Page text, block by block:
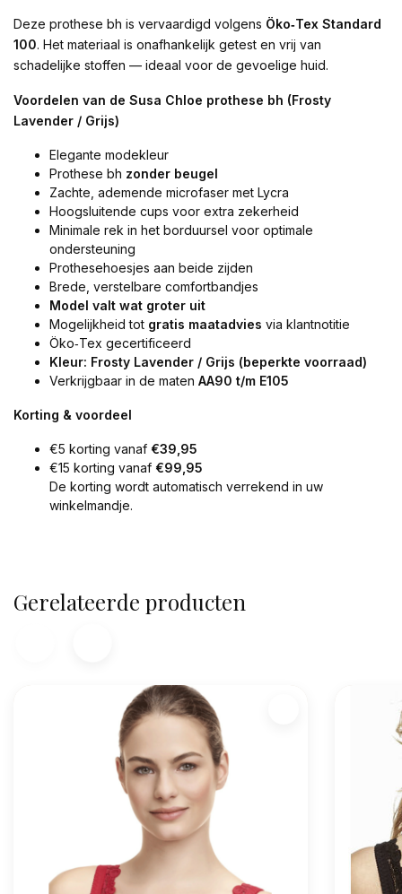
Deze prothese bh is vervaardigd volgens Öko‑Tex Standard
100. Het materiaal is onafhankelijk getest en vrij van
schadelijke stoffen — ideaal voor de gevoelige huid.
Voordelen van de Susa Chloe prothese bh (Frosty
Lavender / Grijs)
Elegante modekleur
Prothese bh zonder beugel
Zachte, ademende microfaser met Lycra
Hoogsluitende cups voor extra zekerheid
Minimale rek in het borduursel voor optimale
ondersteuning
Prothesehoesjes aan beide zijden
Brede, verstelbare comfortbandjes
Model valt wat groter uit
Mogelijkheid tot gratis maatadvies via klantnotitie
Öko‑Tex gecertificeerd
Kleur: Frosty Lavender / Grijs (beperkte voorraad)
Verkrijgbaar in de maten AA90 t/m E105
Korting & voordeel
€5 korting vanaf €39,95
€15 korting vanaf €99,95
De korting wordt automatisch verrekend in uw
winkelmandje.
Gerelateerde producten